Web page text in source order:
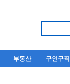
부동산 구인구직